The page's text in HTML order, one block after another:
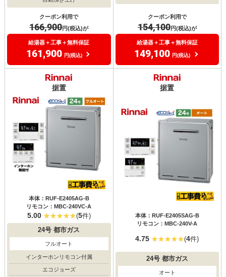
クーポン利用で
166,900円(税込)が
給湯器＋工事＋無料保証
161,900 円(税込)
クーポン利用で
154,100円(税込)が
給湯器＋工事＋無料保証
149,100 円(税込)
据置
本体：RUF-E2405AG-B
リモコン：MBC-240VC-A
5.00 (5件)
24号 都市ガス
フルオート
インターホンリモコン付属
エコジョーズ
据置
本体：RUF-E2405SAG-B
リモコン：MBC-240V-A
4.75 (4件)
24号都市ガス
オート